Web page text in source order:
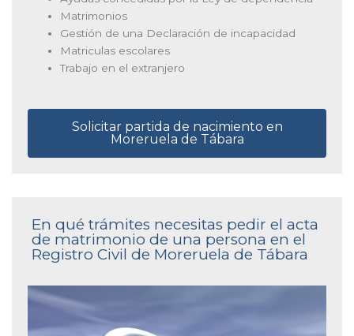
Matrimonios
Gestión de una Declaración de incapacidad
Matriculas escolares
Trabajo en el extranjero
Solicitar partida de nacimiento en
Moreruela de Tábara
En qué trámites necesitas pedir el acta
de matrimonio de una persona en el
Registro Civil de Moreruela de Tábara